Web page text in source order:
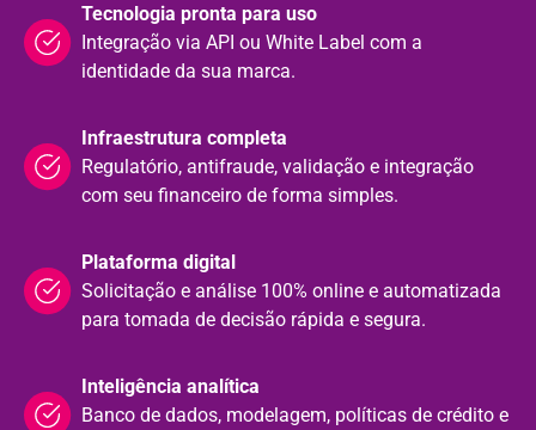
Tecnologia pronta para uso
Integração via API ou White Label com a
identidade da sua marca.
Infraestrutura completa
Regulatório, antifraude, validação e integração
com seu financeiro de forma simples.
Plataforma digital
Solicitação e análise 100% online e automatizada
para tomada de decisão rápida e segura.
Inteligência analítica
Banco de dados, modelagem, políticas de crédito e